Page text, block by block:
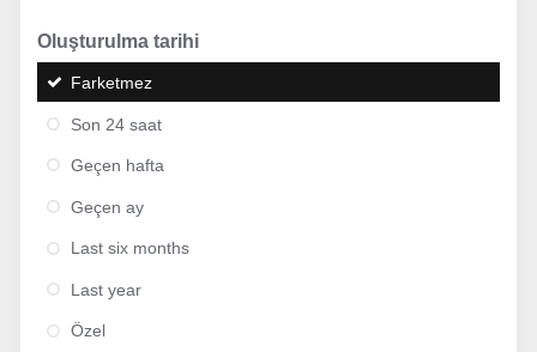
Oluşturulma tarihi
Farketmez
Son 24 saat
Geçen hafta
Geçen ay
Last six months
Last year
Özel